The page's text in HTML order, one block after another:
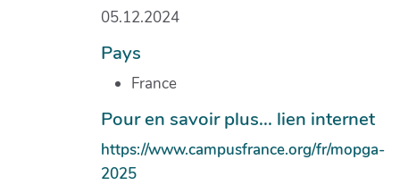
05.12.2024
Pays
France
Pour en savoir plus... lien internet
https://www.campusfrance.org/fr/mopga-
2025